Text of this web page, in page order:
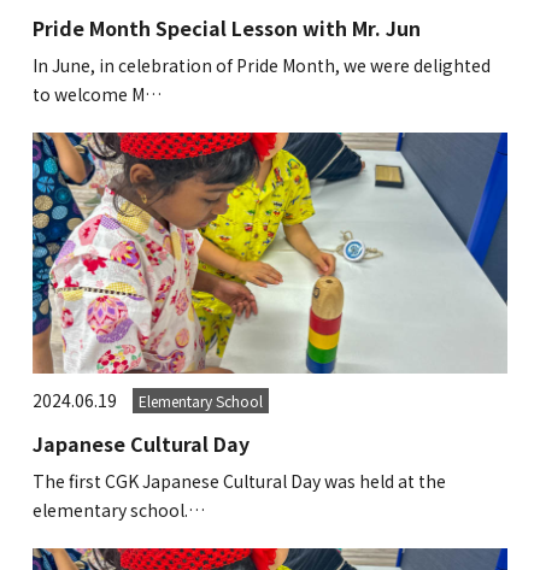
コミュニティ
お問い合わせ
SCHOOL NEWS
学校経営コンサル
企業情報
採用・求人情報
保育園用物件紹介
横浜市物件情報募集
Pride Month Special Lesson with Mr. Jun
In June, in celebration of Pride Month, we were delighted
to welcome M…
2024.06.19 Elementary School
Japanese Cultural Day
The first CGK Japanese Cultural Day was held at the
elementary school.…